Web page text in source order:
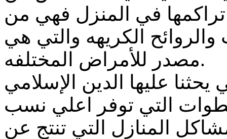
في المنزل فهي من
الكريهه والتي هي
مصدر للأمراض المختلفه.
عليها الدين الإسلامي
التي توفر اعلي نسب
المنازل التي تنتج عن